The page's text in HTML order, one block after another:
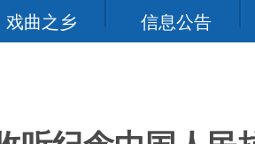
戏曲之乡
信息公告